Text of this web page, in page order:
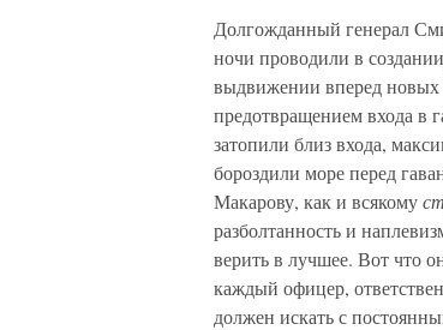
Долгожданный генерал
ночи проводили в
выдвижении вперед новых
предотвращением входа в
затопили близ входа,
бороздили море перед
Макарову, как и всякому
разболтанность и
верить в лучшее. Вот что
каждый офицер,
должен искать с